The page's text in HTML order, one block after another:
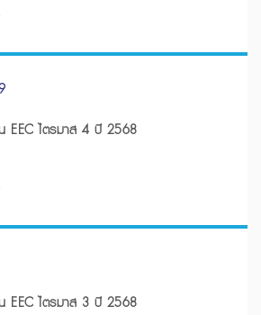
EEC ไตรมาส 4 ปี 2568
EEC ไตรมาส 3 ปี 2568